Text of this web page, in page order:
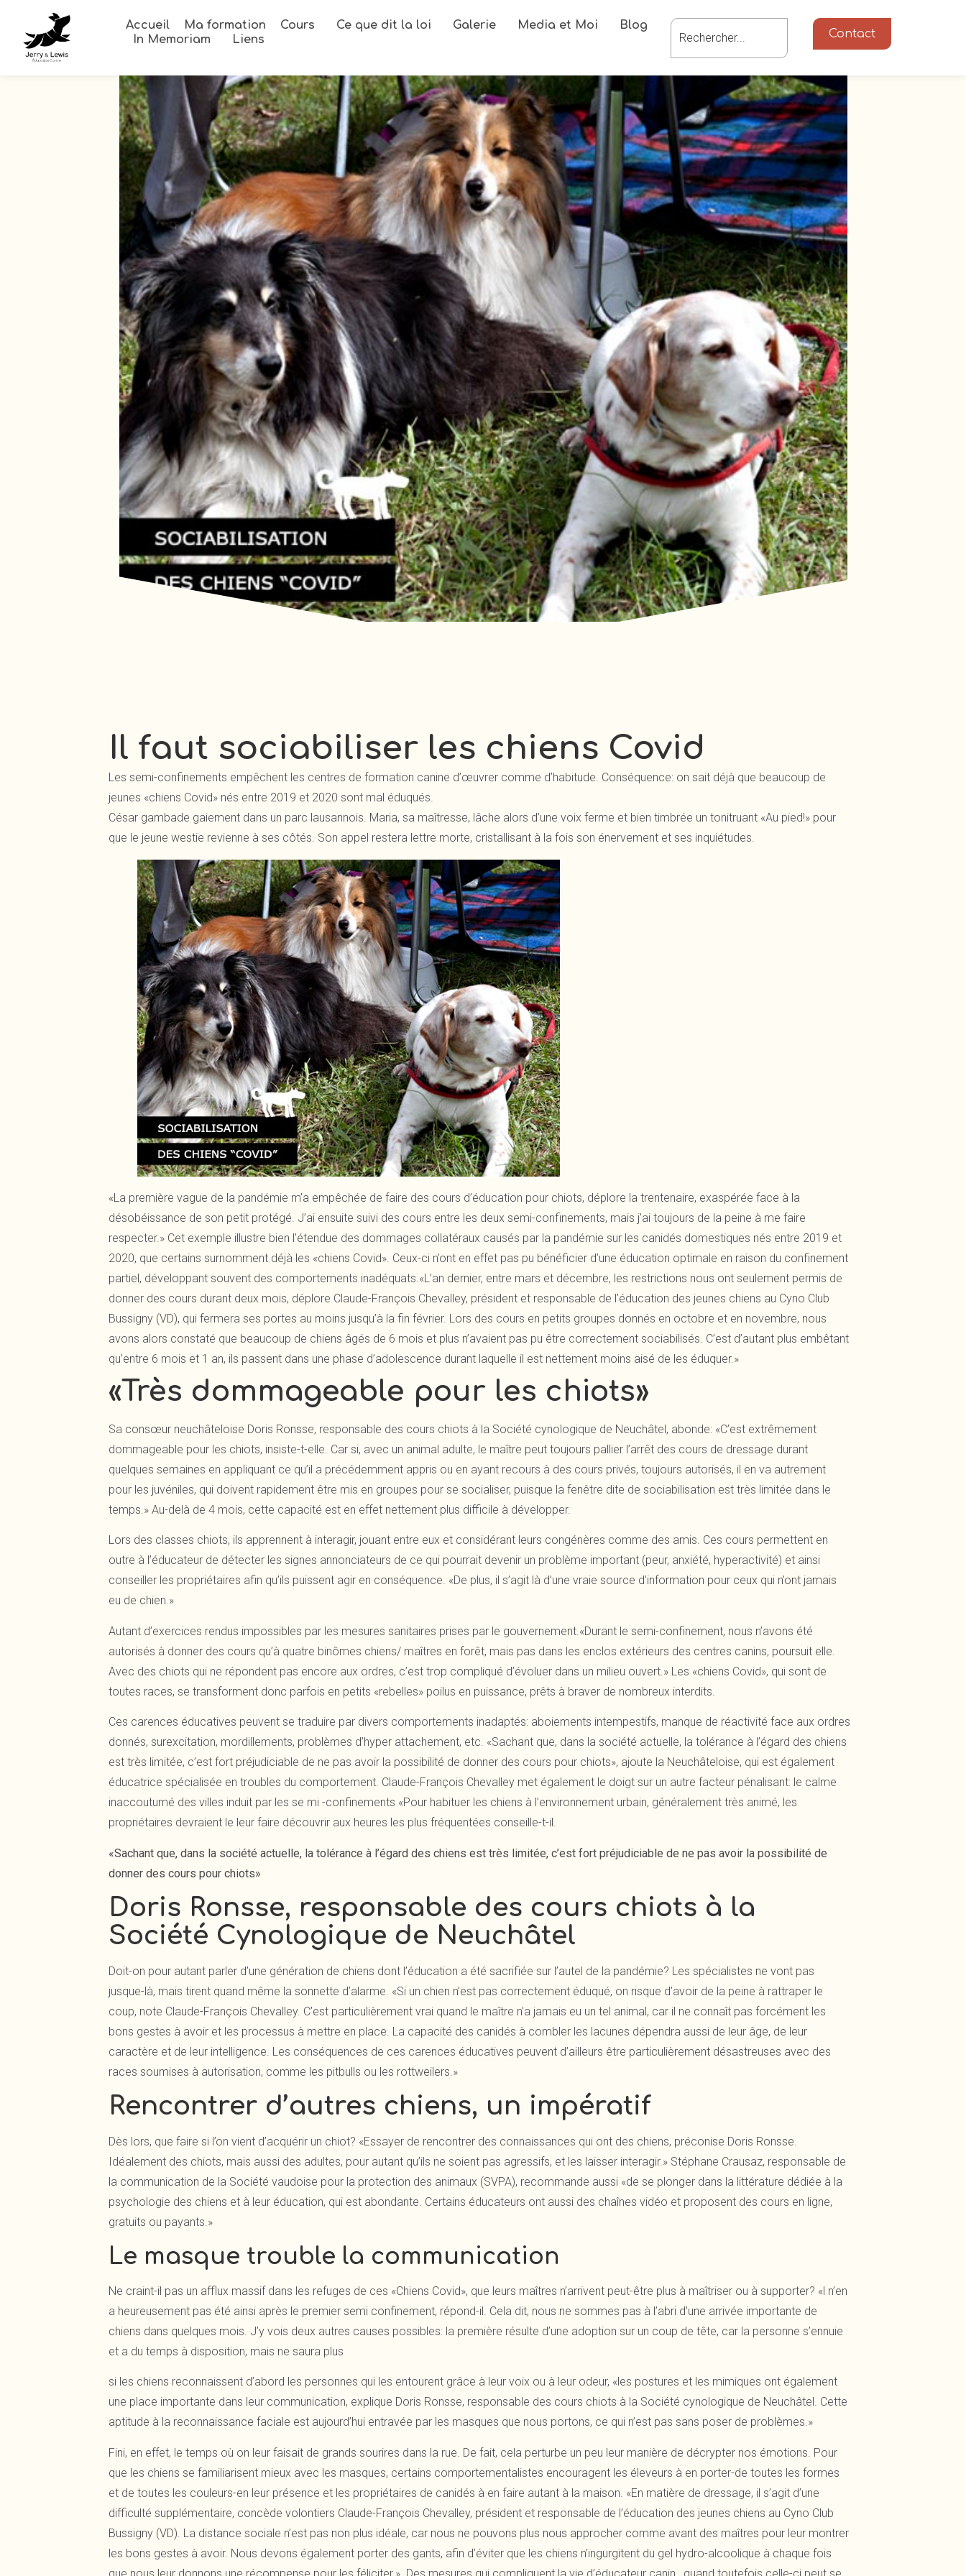
Accueil Ma formation Cours Ce que dit la loi Galerie Media et Moi
Blog
In Memoriam
Liens Contact
Il faut sociabiliser les chiens Covid
Les semi-confinements empêchent les centres de formation canine d’œuvrer comme d’habitude. Conséquence: on sait déjà que beaucoup de
jeunes «chiens Covid» nés entre 2019 et 2020 sont mal éduqués.
César gambade gaiement dans un parc lausannois. Maria, sa maîtresse, lâche alors d’une voix ferme et bien timbrée un tonitruant «Au pied!» pour
que le jeune westie revienne à ses côtés. Son appel restera lettre morte, cristallisant à la fois son énervement et ses inquiétudes.
«La première vague de la pandémie m’a empêchée de faire des cours d’éducation pour chiots, déplore la trentenaire, exaspérée face à la
désobéissance de son petit protégé. J’ai ensuite suivi des cours entre les deux semi-confinements, mais j’ai toujours de la peine à me faire
respecter.» Cet exemple illustre bien l’étendue des dommages collatéraux causés par la pandémie sur les canidés domestiques nés entre 2019 et
2020, que certains surnomment déjà les «chiens Covid». Ceux-ci n’ont en effet pas pu bénéficier d’une éducation optimale en raison du confinement
partiel, développant souvent des comportements inadéquats.«L’an dernier, entre mars et décembre, les restrictions nous ont seulement permis de
donner des cours durant deux mois, déplore Claude-François Chevalley, président et responsable de l’éducation des jeunes chiens au Cyno Club
Bussigny (VD), qui fermera ses portes au moins jusqu’à la fin février. Lors des cours en petits groupes donnés en octobre et en novembre, nous
avons alors constaté que beaucoup de chiens âgés de 6 mois et plus n’avaient pas pu être correctement sociabilisés. C’est d’autant plus embêtant
qu’entre 6 mois et 1 an, ils passent dans une phase d’adolescence durant laquelle il est nettement moins aisé de les éduquer.»
«Très dommageable pour les chiots»
Sa consœur neuchâteloise Doris Ronsse, responsable des cours chiots à la Société cynologique de Neuchâtel, abonde: «C’est extrêmement
dommageable pour les chiots, insiste-t-elle. Car si, avec un animal adulte, le maître peut toujours pallier l’arrêt des cours de dressage durant
quelques semaines en appliquant ce qu’il a précédemment appris ou en ayant recours à des cours privés, toujours autorisés, il en va autrement
pour les juvéniles, qui doivent rapidement être mis en groupes pour se socialiser, puisque la fenêtre dite de sociabilisation est très limitée dans le
temps.» Au-delà de 4 mois, cette capacité est en effet nettement plus difficile à développer.
Lors des classes chiots, ils apprennent à interagir, jouant entre eux et considérant leurs congénères comme des amis. Ces cours permettent en
outre à l’éducateur de détecter les signes annonciateurs de ce qui pourrait devenir un problème important (peur, anxiété, hyperactivité) et ainsi
conseiller les propriétaires afin qu’ils puissent agir en conséquence. «De plus, il s’agit là d’une vraie source d’information pour ceux qui n’ont jamais
eu de chien.»
Autant d’exercices rendus impossibles par les mesures sanitaires prises par le gouvernement.«Durant le semi-confinement, nous n’avons été
autorisés à donner des cours qu’à quatre binômes chiens/ maîtres en forêt, mais pas dans les enclos extérieurs des centres canins, poursuit elle.
Avec des chiots qui ne répondent pas encore aux ordres, c’est trop compliqué d’évoluer dans un milieu ouvert.» Les «chiens Covid», qui sont de
toutes races, se transforment donc parfois en petits «rebelles» poilus en puissance, prêts à braver de nombreux interdits.
Ces carences éducatives peuvent se traduire par divers comportements inadaptés: aboiements intempestifs, manque de réactivité face aux ordres
donnés, surexcitation, mordillements, problèmes d’hyper attachement, etc. «Sachant que, dans la société actuelle, la tolérance à l’égard des chiens
est très limitée, c’est fort préjudiciable de ne pas avoir la possibilité de donner des cours pour chiots», ajoute la Neuchâteloise, qui est également
éducatrice spécialisée en troubles du comportement. Claude-François Chevalley met également le doigt sur un autre facteur pénalisant: le calme
inaccoutumé des villes induit par les se mi -confinements «Pour habituer les chiens à l’environnement urbain, généralement très animé, les
propriétaires devraient le leur faire découvrir aux heures les plus fréquentées conseille-t-il.
«Sachant que, dans la société actuelle, la tolérance à l’égard des chiens est très limitée, c’est fort préjudiciable de ne pas avoir la possibilité de
donner des cours pour chiots»
Doris Ronsse, responsable des cours chiots à la
Société Cynologique de Neuchâtel
Doit-on pour autant parler d’une génération de chiens dont l’éducation a été sacrifiée sur l’autel de la pandémie? Les spécialistes ne vont pas
jusque-là, mais tirent quand même la sonnette d’alarme. «Si un chien n’est pas correctement éduqué, on risque d’avoir de la peine à rattraper le
coup, note Claude-François Chevalley. C’est particulièrement vrai quand le maître n’a jamais eu un tel animal, car il ne connaît pas forcément les
bons gestes à avoir et les processus à mettre en place. La capacité des canidés à combler les lacunes dépendra aussi de leur âge, de leur
caractère et de leur intelligence. Les conséquences de ces carences éducatives peuvent d’ailleurs être particulièrement désastreuses avec des
races soumises à autorisation, comme les pitbulls ou les rottweilers.»
Rencontrer d’autres chiens, un impératif
Dès lors, que faire si l’on vient d’acquérir un chiot? «Essayer de rencontrer des connaissances qui ont des chiens, préconise Doris Ronsse.
Idéalement des chiots, mais aussi des adultes, pour autant qu’ils ne soient pas agressifs, et les laisser interagir.» Stéphane Crausaz, responsable de
la communication de la Société vaudoise pour la protection des animaux (SVPA), recommande aussi «de se plonger dans la littérature dédiée à la
psychologie des chiens et à leur éducation, qui est abondante. Certains éducateurs ont aussi des chaînes vidéo et proposent des cours en ligne,
gratuits ou payants.»
Le masque trouble la communication
Ne craint-il pas un afflux massif dans les refuges de ces «Chiens Covid», que leurs maîtres n’arrivent peut-être plus à maîtriser ou à supporter? «l n’en
a heureusement pas été ainsi après le premier semi confinement, répond-il. Cela dit, nous ne sommes pas à l’abri d’une arrivée importante de
chiens dans quelques mois. J’y vois deux autres causes possibles: la première résulte d’une adoption sur un coup de tête, car la personne s’ennuie
et a du temps à disposition, mais ne saura plus
si les chiens reconnaissent d’abord les personnes qui les entourent grâce à leur voix ou à leur odeur, «les postures et les mimiques ont également
une place importante dans leur communication, explique Doris Ronsse, responsable des cours chiots à la Société cynologique de Neuchâtel. Cette
aptitude à la reconnaissance faciale est aujourd’hui entravée par les masques que nous portons, ce qui n’est pas sans poser de problèmes.»
Fini, en effet, le temps où on leur faisait de grands sourires dans la rue. De fait, cela perturbe un peu leur manière de décrypter nos émotions. Pour
que les chiens se familiarisent mieux avec les masques, certains comportementalistes encouragent les éleveurs à en porter-de toutes les formes
et de toutes les couleurs-en leur présence et les propriétaires de canidés à en faire autant à la maison. «En matière de dressage, il s’agit d’une
difficulté supplémentaire, concède volontiers Claude-François Chevalley, président et responsable de l’éducation des jeunes chiens au Cyno Club
Bussigny (VD). La distance sociale n’est pas non plus idéale, car nous ne pouvons plus nous approcher comme avant des maîtres pour leur montrer
les bons gestes à avoir. Nous devons également porter des gants, afin d’éviter que les chiens n’ingurgitent du gel hydro-alcoolique à chaque fois
que nous leur donnons une récompense pour les féliciter.» Des mesures qui compliquent la vie d’éducateur canin, quand toutefois celle-ci peut se